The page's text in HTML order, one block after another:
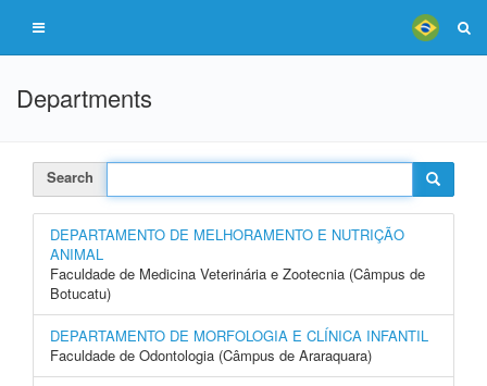
Departments
Search
DEPARTAMENTO DE MELHORAMENTO E NUTRIÇÃO
ANIMAL
Faculdade de Medicina Veterinária e Zootecnia (Câmpus de
Botucatu)
DEPARTAMENTO DE MORFOLOGIA E CLÍNICA INFANTIL
Faculdade de Odontologia (Câmpus de Araraquara)